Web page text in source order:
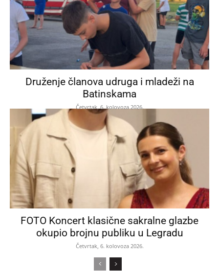
Druženje članova udruga i mladeži na
Batinskama
Četvrtak, 6. kolovoza 2026.
FOTO Koncert klasične sakralne glazbe
okupio brojnu publiku u Legradu
Četvrtak, 6. kolovoza 2026.